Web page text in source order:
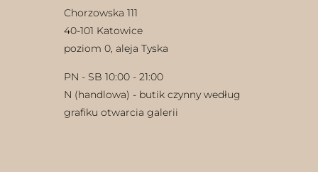
Chorzowska 111
40-101 Katowice
poziom 0, aleja Tyska
PN - SB 10:00 - 21:00
N (handlowa) - butik czynny według
grafiku otwarcia galerii